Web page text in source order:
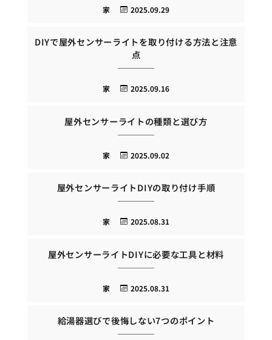
2025.09.29
家
DIYで屋外センサーライトを取り付ける方法と注意
点
2025.09.16
家
屋外センサーライトの種類と選び方
2025.09.02
家
屋外センサーライトDIYの取り付け手順
2025.08.31
家
屋外センサーライトDIYに必要な工具と材料
2025.08.31
家
給湯器選びで後悔しない7つのポイント